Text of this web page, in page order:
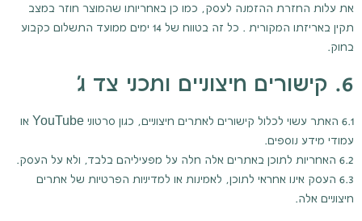
את עלות החזרת ההזמנה לעסק, כמו כן באחריותו שהמוצר חוזר במצב
תקין באריזתו המקורית . כל זה בטווח של 14 ימים ממועד התשלום כקבוע
בחוק.
6. קישורים חיצוניים ותכני צד ג'
6.1 האתר עשוי לכלול קישורים לאתרים חיצוניים, כגון סרטוני YouTube או
עמודי מידע נוספים.
6.2 האחריות לתוכן באתרים אלה חלה על מפעיליהם בלבד, ולא על העסק.
6.3 העסק אינו אחראי לתוכן, לאמינות או למדיניות הפרטיות של אתרים
חיצוניים אלה.